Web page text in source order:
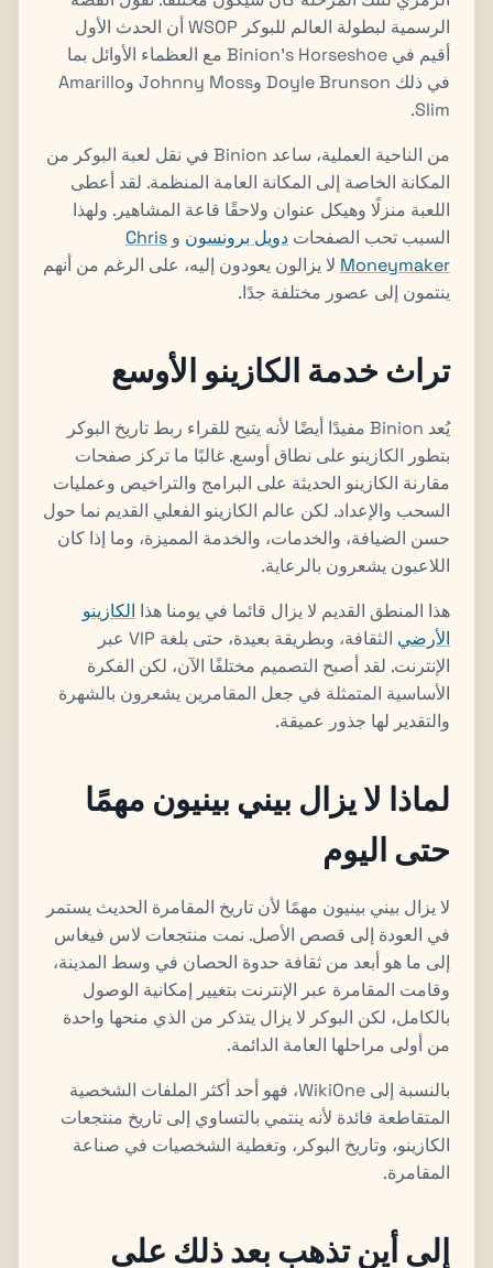
الرسمية لبطولة العالم للبوكر WSOP أن الحدث الأول
أقيم في Binion's Horseshoe مع العظماء الأوائل بما
في ذلك Doyle Brunson وJohnny Moss وAmarillo
Slim.
من الناحية العملية، ساعد Binion في نقل لعبة البوكر من
المكانة الخاصة إلى المكانة العامة المنظمة. لقد أعطى
اللعبة منزلًا وهيكل عنوان ولاحقًا قاعة المشاهير. ولهذا
السبب تحب الصفحات دويل برونسون و Chris
Moneymaker لا يزالون يعودون إليه، على الرغم من أنهم
ينتمون إلى عصور مختلفة جدًا.
تراث خدمة الكازينو الأوسع
يُعد Binion مفيدًا أيضًا لأنه يتيح للقراء ربط تاريخ البوكر
بتطور الكازينو على نطاق أوسع. غالبًا ما تركز صفحات
مقارنة الكازينو الحديثة على البرامج والتراخيص وعمليات
السحب والإعداد. لكن عالم الكازينو الفعلي القديم نما حول
حسن الضيافة، والخدمات، والخدمة المميزة، وما إذا كان
اللاعبون يشعرون بالرعاية.
هذا المنطق القديم لا يزال قائما في يومنا هذا الكازينو
الأرضي
الثقافة، وبطريقة بعيدة، حتى بلغة VIP عبر
الإنترنت. لقد أصبح التصميم مختلفًا الآن، لكن الفكرة
الأساسية المتمثلة في جعل المقامرين يشعرون بالشهرة
والتقدير لها جذور عميقة.
لماذا لا يزال بيني بينيون مهمًا
حتى اليوم
لا يزال بيني بينيون مهمًا لأن تاريخ المقامرة الحديث يستمر
في العودة إلى قصص الأصل. نمت منتجعات لاس فيغاس
إلى ما هو أبعد من ثقافة حدوة الحصان في وسط المدينة،
وقامت المقامرة عبر الإنترنت بتغيير إمكانية الوصول
بالكامل، لكن البوكر لا يزال يتذكر من الذي منحها واحدة
من أولى مراحلها العامة الدائمة.
بالنسبة إلى WikiOne، فهو أحد أكثر الملفات الشخصية
المتقاطعة فائدة لأنه ينتمي بالتساوي إلى تاريخ منتجعات
الكازينو، وتاريخ البوكر، وتغطية الشخصيات في صناعة
المقامرة.
إلى أين تذهب بعد ذلك على